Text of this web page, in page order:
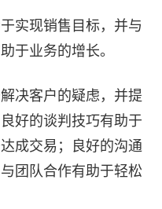
实现销售目标，并与
于业务的增长。
决客户的疑虑，并提
好的谈判技巧有助于
成交易；良好的沟通
团队合作有助于轻松